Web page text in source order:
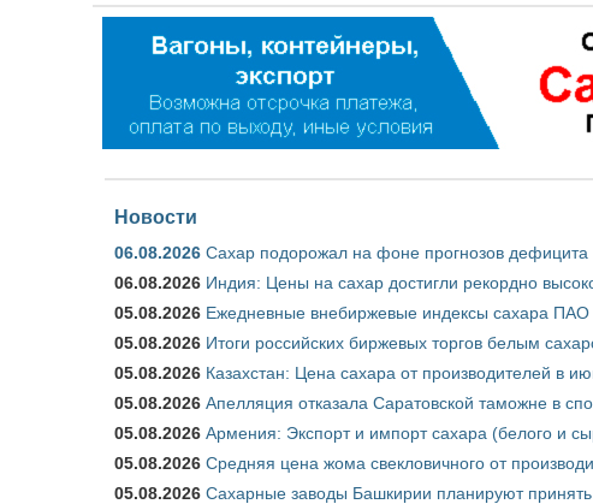
Новости
06.08.2026 Сахар подорожал на фоне прогнозов дефицита
06.08.2026 Индия: Цены на сахар достигли рекордно
05.08.2026 Ежедневные внебиржевые индексы сахара ПАО
05.08.2026 Итоги российских биржевых торгов белым
05.08.2026 Казахстан: Цена сахара от производителей в
05.08.2026 Апелляция отказала Саратовской таможне в
05.08.2026 Армения: Экспорт и импорт сахара (белого и
05.08.2026 Средняя цена жома свекловичного от
05.08.2026 Сахарные заводы Башкирии планируют